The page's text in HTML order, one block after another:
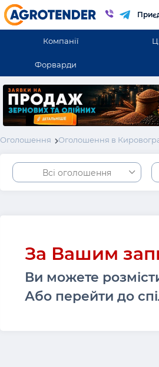
Компанії
Форварди
Оголошення Оголошення в
Всі оголошення
За Вашим
Ви можете
Або перейти до